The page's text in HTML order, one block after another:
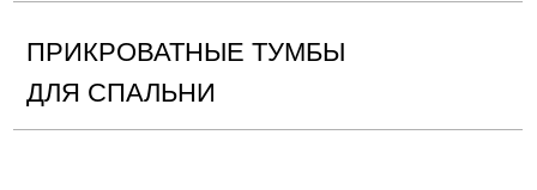
ПРИКРОВАТНЫЕ ТУМБЫ
ДЛЯ СПАЛЬНИ